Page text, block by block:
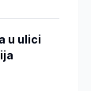
u ulici